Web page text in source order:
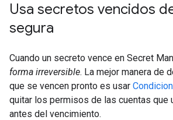
Usa secretos vencidos
segura
Cuando un secreto vence en Secret
forma irreversible. La mejor manera de
que se vencen pronto es usar
quitar los permisos de las cuentas que
antes del vencimiento.